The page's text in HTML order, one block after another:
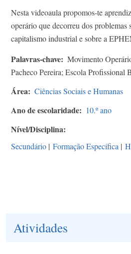
Nesta videoaula propomos-te
operário que decorreu dos problemas
capitalismo industrial e sobre a
Palavras-chave
Movimento
Pacheco Pereira; Escola Profissional
Área Ciências Sociais e Humanas
Ano de escolaridade 10.º ano
Nível/Disciplina
Secundário | Formação Específica |
Atividades